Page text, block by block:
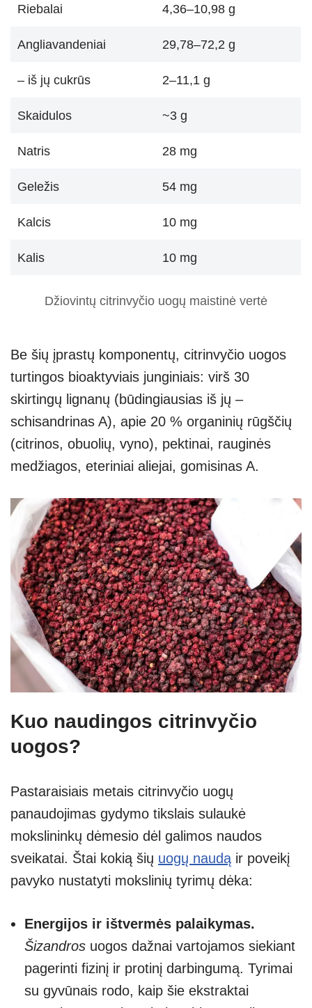
Riebalai 4,36–10,98 g
Angliavandeniai 29,78–72,2 g
– iš jų cukrūs 2–11,1 g
Skaidulos ~3 g
Natris 28 mg
Geležis 54 mg
Kalcis 10 mg
Kalis 10 mg
Džiovintų citrinvyčio uogų maistinė vertė
Be šių įprastų komponentų, citrinvyčio uogos
turtingos bioaktyviais junginiais: virš 30
skirtingų lignanų (būdingiausias iš jų –
schisandrinas A), apie 20 % organinių rūgščių
(citrinos, obuolių, vyno), pektinai, rauginės
medžiagos, eteriniai aliejai, gomisinas A.
Kuo naudingos citrinvyčio
uogos?
Pastaraisiais metais citrinvyčio uogų
panaudojimas gydymo tikslais sulaukė
mokslininkų dėmesio dėl galimos naudos
sveikatai. Štai kokią šių uogų naudą ir poveikį
pavyko nustatyti mokslinių tyrimų dėka:
Energijos ir ištvermės palaikymas.
Šizandros uogos dažnai vartojamos siekiant
pagerinti fizinį ir protinį darbingumą. Tyrimai
su gyvūnais rodo, kaip šie ekstraktai